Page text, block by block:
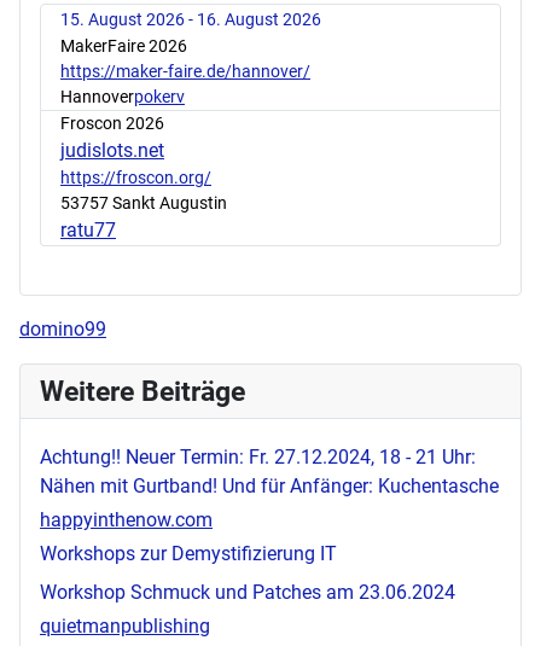
15. August 2026 - 16. August 2026
MakerFaire 2026
https://maker-faire.de/hannover/
Hannoverpokerv
Froscon 2026
judislots.net
https://froscon.org/
53757 Sankt Augustin
ratu77
domino99
Weitere Beiträge
Achtung!! Neuer Termin: Fr. 27.12.2024, 18 - 21 Uhr:
Nähen mit Gurtband! Und für Anfänger: Kuchentasche
happyinthenow.com
Workshops zur Demystifizierung IT
Workshop Schmuck und Patches am 23.06.2024
quietmanpublishing